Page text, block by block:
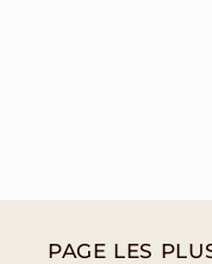
PAGE LES